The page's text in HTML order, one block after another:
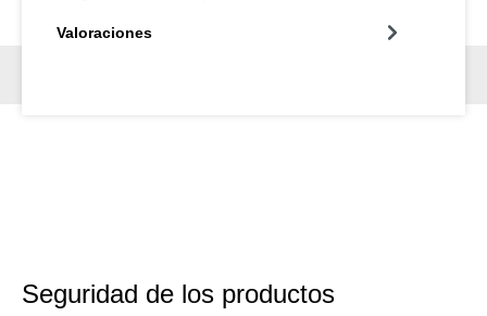
Valoraciones
Seguridad de los productos